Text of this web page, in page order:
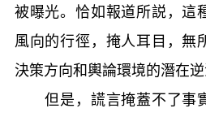
被曝光。恰如報道所説，這
風向的行徑，掩人耳目，無
決策方向和輿論環境的潛在逆
但是，謊言掩蓋不了事實